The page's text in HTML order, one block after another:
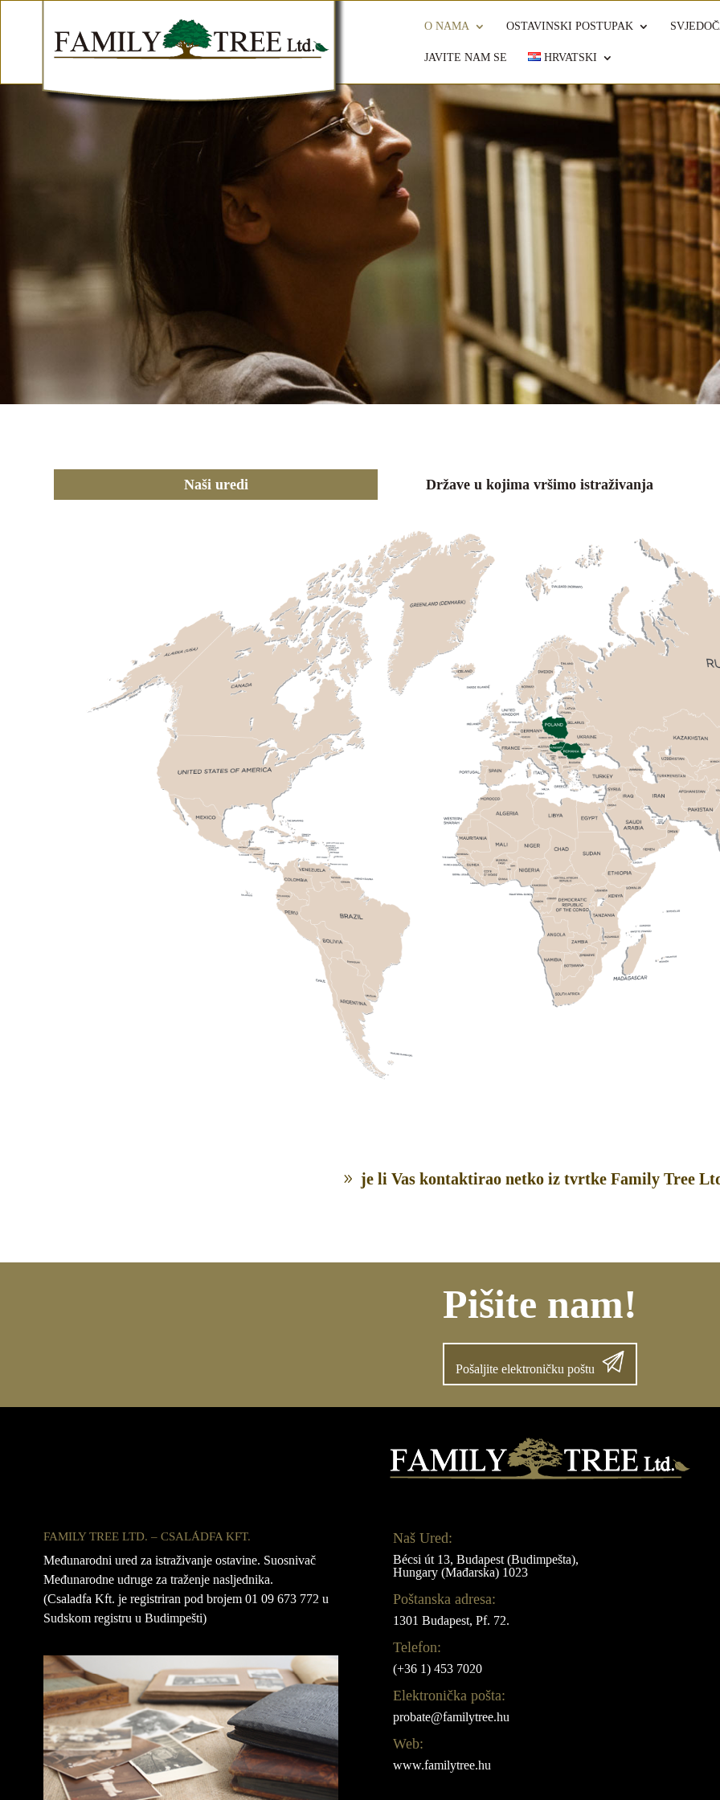
O NAMA OSTAVINSKI POSTUPAK
JAVITE NAM SE HRVATSKI
Naši uredi Države u kojima vršimo istraživanja
je li Vas kontaktirao netko iz tvrtke Family Tree
Pišite nam!
Pošaljite elektroničku poštu
FAMILY TREE LTD. – CSALÁDFA KFT.
Međunarodni ured za istraživanje ostavine. Suosnivač
Međunarodne udruge za traženje nasljednika.
(Csaladfa Kft. je registriran pod brojem 01 09 673 772 u
Sudskom registru u Budimpešti)
Naš Ured:
Bécsi út 13, Budapest (Budimpešta),
Hungary (Mađarska) 1023
Poštanska adresa:
1301 Budapest, Pf. 72.
Telefon:
(+36 1) 453 7020
Elektronička pošta:
probate@familytree.hu
Web:
www.familytree.hu